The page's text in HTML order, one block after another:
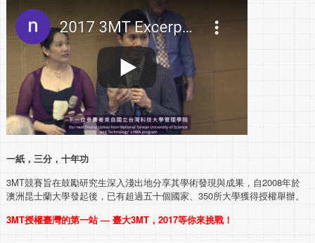
一紙，三分，十年功
3MT競賽旨在鼓勵研究生深入淺出地分享其學術發現與成果，自2008年於
澳洲昆士蘭大學發起後，已有超過五十個國家、350所大學獲得授權舉辦。
3MT授權臺灣的第一站 — 臺大3MT，2017等你來挑戰！